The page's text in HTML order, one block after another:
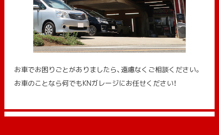
お車でお困りごとがありましたら、遠慮なくご相談ください。
お車のことなら何でもKNガレージにお任せください！